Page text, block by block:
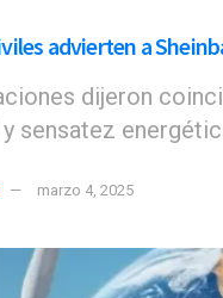
advierten a
dijeron
sensatez
marzo 4, 2025